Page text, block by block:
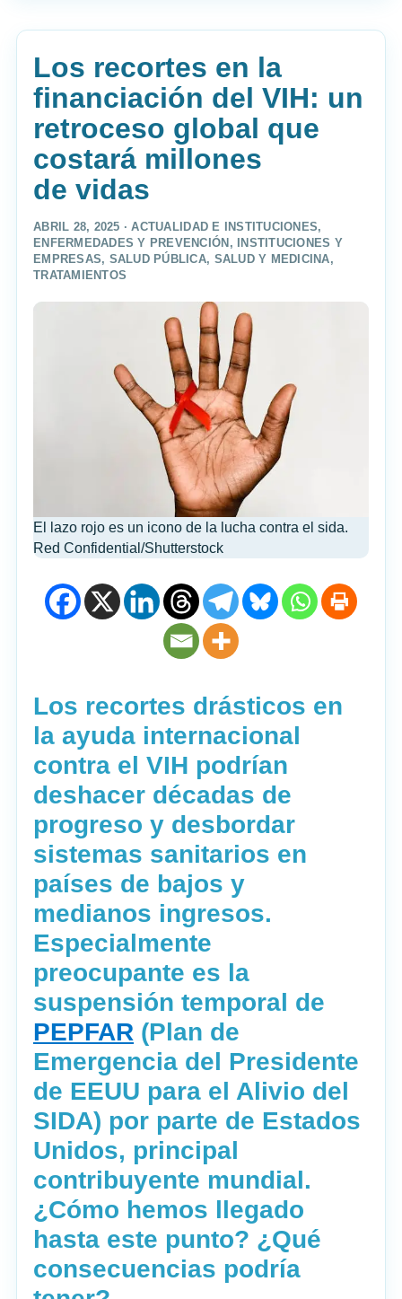
Los recortes en la
financiación del VIH: un
retroceso global que
costará millones
de vidas
ABRIL 28, 2025 ·ACTUALIDAD E INSTITUCIONES,
ENFERMEDADES Y PREVENCIÓN ,
INSTITUCIONES Y
EMPRESAS, SALUD PÚBLICA, SALUD Y MEDICINA,
TRATAMIENTOS
El lazo rojo es un icono de la lucha contra el sida.
Red Confidential/Shutterstock
Los recortes drásticos en
la ayuda internacional
contra el VIH podrían
deshacer décadas de
progreso y desbordar
sistemas sanitarios en
países de bajos y
medianos ingresos.
Especialmente
preocupante es la
suspensión temporal de
PEPFAR (Plan de
Emergencia del Presidente
de EEUU para el Alivio del
SIDA) por parte de Estados
Unidos, principal
contribuyente mundial.
¿Cómo hemos llegado
hasta este punto? ¿Qué
consecuencias podría